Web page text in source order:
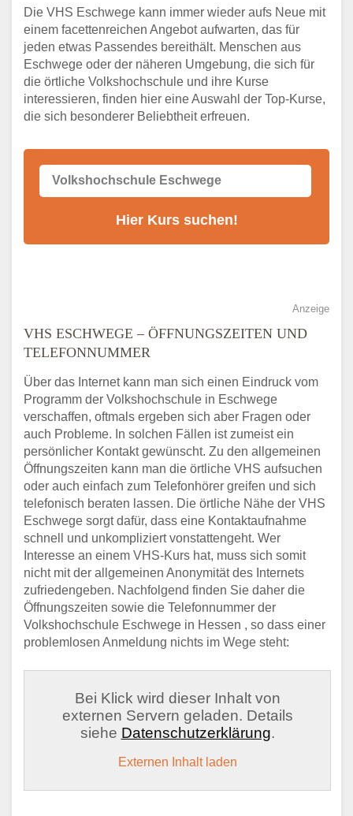
Telefonnummer
Stellenangebote der Volkshochschule
Eschwege
Online-Kurse – Alternative Angebote zum
VHS-Kurs
Alternativen zum VHS Programm 2026 in
Die VHS Eschwege kann immer wieder aufs Neue mit
einem facettenreichen Angebot aufwarten, das für
jeden etwas Passendes bereithält. Menschen aus
Eschwege oder der näheren Umgebung, die sich für
die örtliche Volkshochschule und ihre Kurse
interessieren, finden hier eine Auswahl der Top-Kurse,
die sich besonderer Beliebtheit erfreuen.
Anzeige
VHS ESCHWEGE – ÖFFNUNGSZEITEN UND
TELEFONNUMMER
Über das Internet kann man sich einen Eindruck vom
Programm der Volkshochschule in Eschwege
verschaffen, oftmals ergeben sich aber Fragen oder
auch Probleme. In solchen Fällen ist zumeist ein
persönlicher Kontakt gewünscht. Zu den allgemeinen
Öffnungszeiten kann man die örtliche VHS aufsuchen
oder auch einfach zum Telefonhörer greifen und sich
telefonisch beraten lassen. Die örtliche Nähe der VHS
Eschwege sorgt dafür, dass eine Kontaktaufnahme
schnell und unkompliziert vonstattengeht. Wer
Interesse an einem VHS-Kurs hat, muss sich somit
nicht mit der allgemeinen Anonymität des Internets
zufriedengeben. Nachfolgend finden Sie daher die
Öffnungszeiten sowie die Telefonnummer der
Volkshochschule Eschwege in Hessen , so dass einer
problemlosen Anmeldung nichts im Wege steht:
Bei Klick wird dieser Inhalt von
externen Servern geladen. Details
siehe Datenschutzerklärung.
Externen Inhalt laden